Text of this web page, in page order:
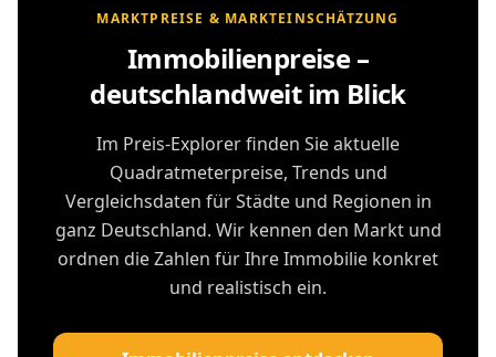
MARKTPREISE & MARKTEINSCHÄTZUNG
Immobilienpreise –
deutschlandweit im Blick
Im Preis-Explorer finden Sie aktuelle
Quadratmeterpreise, Trends und
Vergleichsdaten für Städte und Regionen in
ganz Deutschland. Wir kennen den Markt und
ordnen die Zahlen für Ihre Immobilie konkret
und realistisch ein.